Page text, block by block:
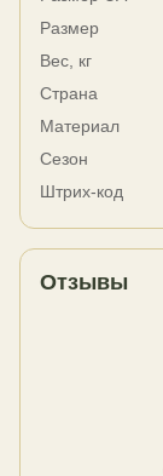
Размер
Вес, кг
Страна
Материал
Сезон
Штрих-код
Отзывы